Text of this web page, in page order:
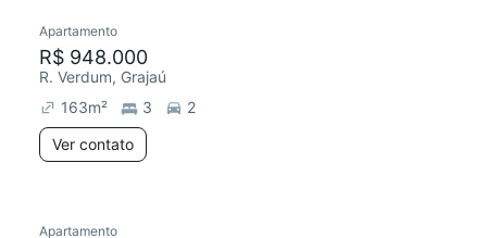
Apartamento
R$ 948.000
R. Verdum, Grajaú
163m² 3
2
Ver contato
Apartamento